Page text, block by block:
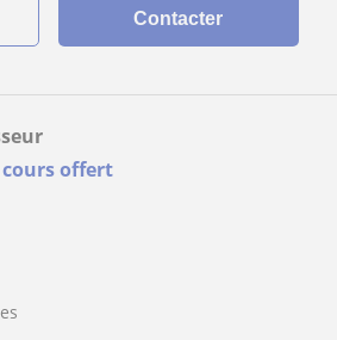
Contacter
cours offert